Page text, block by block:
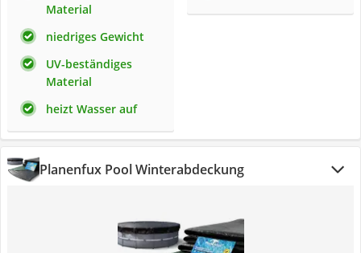
Material
niedriges Gewicht
UV-beständiges
Material
heizt Wasser auf
Planenfux Pool Winterabdeckung